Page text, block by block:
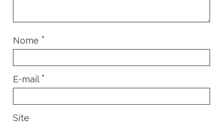
Nome *
E-mail*
Site